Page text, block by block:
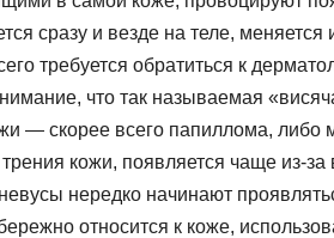
сразу и везде на теле,
требуется обратиться к
что так называемая
— скорее всего папиллома,
кожи, появляется чаще из-за
нередко начинают
относится к коже,